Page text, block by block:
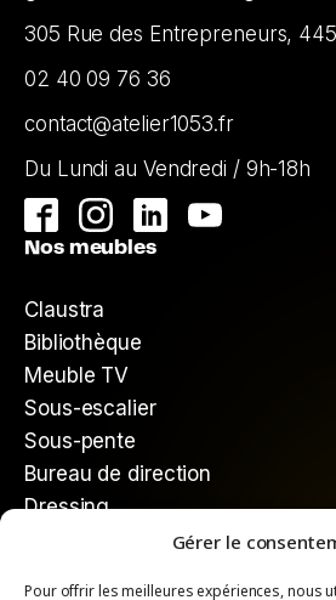
Gérer le
Pour offrir les meilleures expériences, nous
305 Rue des Entrepreneurs,
02 40 09 76 36
contact@atelier1053.fr
Du Lundi au Vendredi / 9h-18h
Nos meubles
Claustra
Bibliothèque
Meuble TV
Sous-escalier
Sous-pente
Bureau de direction
Dressing
Mieux nous connaître